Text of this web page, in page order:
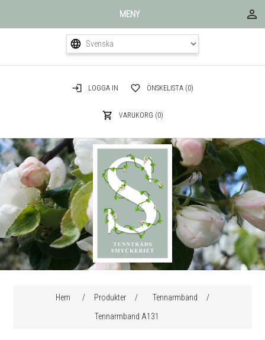
MENY
LOGGA IN ÖNSKELISTA (0)
VARUKORG (0)
Hem / Produkter / Tennarmband
/
Tennarmband A131